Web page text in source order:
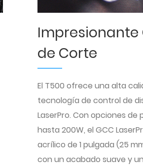
de Corte
El T500 ofrece una alta
tecnología de control de
LaserPro. Con opciones
hasta 200W, el GCC
acrílico de 1 pulgada (25
con un acabado suave y